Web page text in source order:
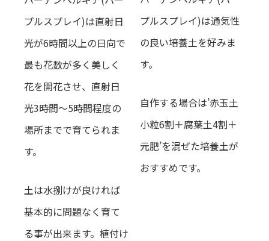
プルスプレイ)は直射日
光が6時間以上の日向で
最も花数が多く美しく
花を開花させ、直射日
光3時間～5時間程度の
場所までで育てられま
す。
土は水捌けが良ければ
基本的に問題なく育て
る事が出来ます。植付け
プルスプレイ)は通気性
の良い培養土を好みま
す。
自作する場合は’赤玉土
小粒6割＋腐葉土4割＋
元肥’を混ぜた培養土が
おすすめです。